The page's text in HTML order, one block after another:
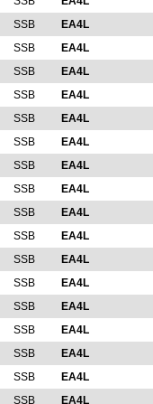
SSB EA4L
SSB EA4L
SSB EA4L
SSB EA4L
SSB EA4L
SSB EA4L
SSB EA4L
SSB EA4L
SSB EA4L
SSB EA4L
SSB EA4L
SSB EA4L
SSB EA4L
SSB EA4L
SSB EA4L
SSB EA4L
SSB EA4L